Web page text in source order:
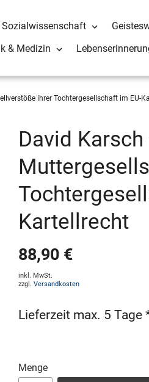
Sozialwissenschaft
& Medizin
ihrer Tochtergesellschaft im EU-
David
Kartellrecht
88,90 €
inkl. MwSt.
zzgl. Versandkosten
Lieferzeit max. 5 Tage
Menge